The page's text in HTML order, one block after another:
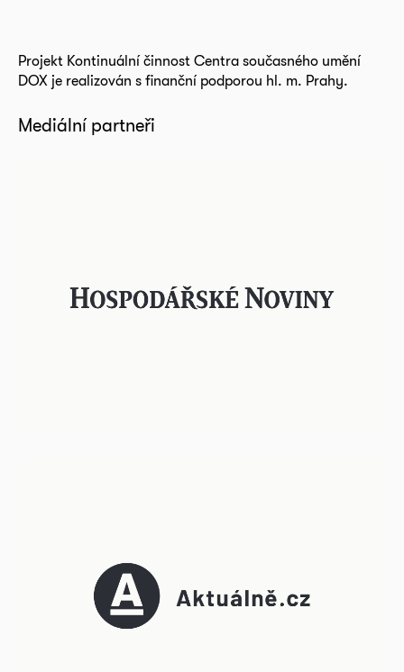
Projekt Kontinuální činnost Centra současného umění
DOX je realizován s finanční podporou hl. m. Prahy.
Mediální partneři